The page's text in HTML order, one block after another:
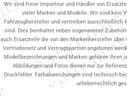
Wir sind freier Importeur und Händler von
vieler Marken und Modelle. Wir sind kein
Fahrzeughersteller und vertreiben ausschließlich
sind. Dies beinhaltet neben sogenannten
auch Ersatzteile die von den Markenhersteller über
Vertriebsnetz und Vertragspartner.angeboten
Modellbezeichnungen und Marken gehören ihren
Abbildungen und Fotos dienen nur zur
Druckfehler. Farbabweichungen sind technisch
urheberrechtlich